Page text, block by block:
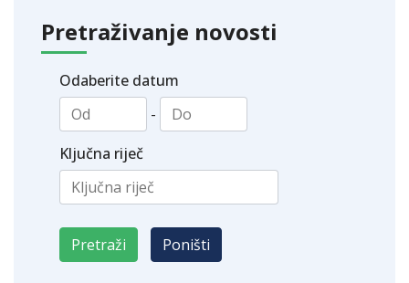
Pretraživanje novosti
Odaberite datum
-
Ključna riječ